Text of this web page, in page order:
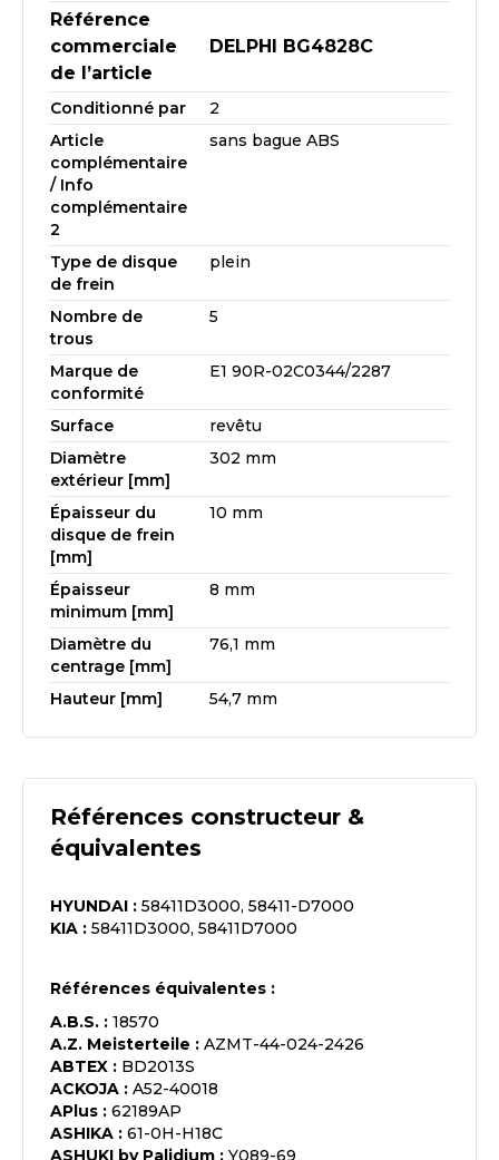
Référence
commerciale
de l’article
DELPHI BG4828C
Conditionné par
2
Article
complémentaire
/ Info
complémentaire
2
sans bague ABS
Type de disque
de frein
plein
Nombre de
trous
5
Marque de
conformité
E1 90R-02C0344/2287
Surface
revêtu
Diamètre
extérieur [mm]
302 mm
Épaisseur du
disque de frein
[mm]
10 mm
Épaisseur
minimum [mm]
8 mm
Diamètre du
centrage [mm]
76,1 mm
Hauteur [mm] 54,7 mm
Références constructeur &
équivalentes
HYUNDAI : 58411D3000, 58411-D7000
KIA : 58411D3000, 58411D7000
Références équivalentes :
A.B.S. : 18570
A.Z. Meisterteile : AZMT-44-024-2426
ABTEX : BD2013S
ACKOJA : A52-40018
APlus : 62189AP
ASHIKA : 61-0H-H18C
ASHUKI by Palidium : Y089-69